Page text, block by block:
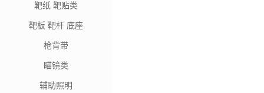
靶纸 靶贴类
靶板 靶杆 底座
枪背带
瞄镜类
辅助照明